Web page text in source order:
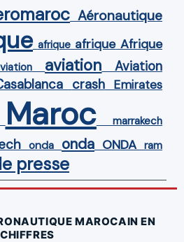
Aéronautique
afrique afrique Afrique
aviation Aviation
crash Emirates
Maroc marrakech
onda onda ONDA ram
presse
MAROCAIN EN
CHIFFRES